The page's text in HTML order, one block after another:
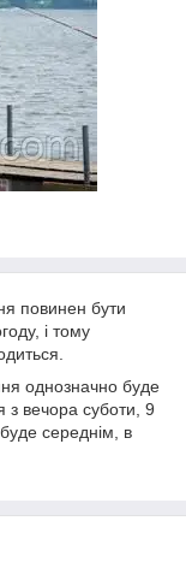
повинен бути
і тому
однозначно буде
з вечора суботи, 9
середнім, в